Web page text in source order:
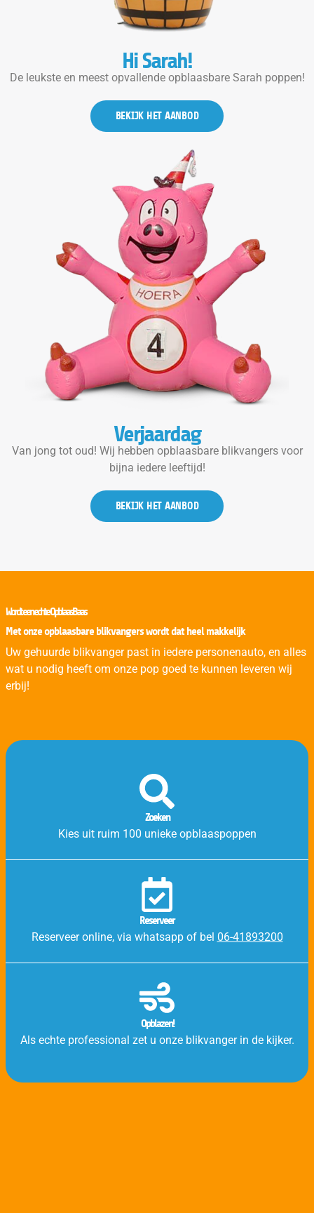
Hi Sarah!
De leukste en meest opvallende opblaasbare Sarah poppen!
BEKIJK HET AANBOD
Verjaardag
Van jong tot oud! Wij hebben opblaasbare blikvangers voor
bijna iedere leeftijd!
BEKIJK HET AANBOD
Wordt een echte OpblaasBaas
Met onze opblaasbare blikvangers wordt dat heel makkelijk
Uw gehuurde blikvanger past in iedere personenauto, en alles
wat u nodig heeft om onze pop goed te kunnen leveren wij
erbij!
Zoeken
Kies uit ruim 100 unieke opblaaspoppen
Reserveer
Reserveer online, via whatsapp of bel 06-41893200
Opblazen!
Als echte professional zet u onze blikvanger in de kijker.